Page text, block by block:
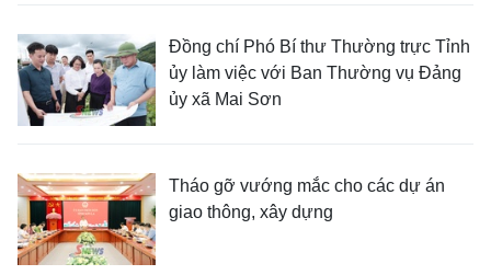
Đồng chí Phó Bí thư Thường trực Tỉnh
ủy làm việc với Ban Thường vụ Đảng
ủy xã Mai Sơn
Tháo gỡ vướng mắc cho các dự án
giao thông, xây dựng